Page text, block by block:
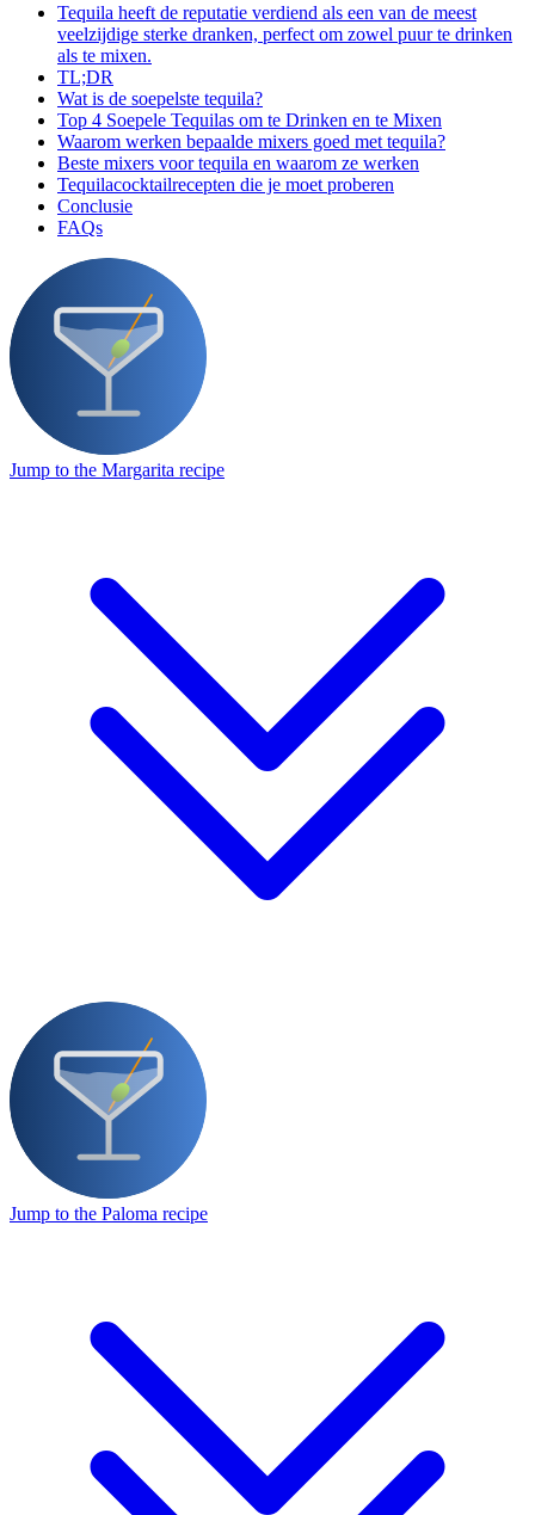
Tequila heeft de reputatie verdiend als een van de meest
veelzijdige sterke dranken, perfect om zowel puur te drinken
als te mixen.
TL;DR
Wat is de soepelste tequila?
Top 4 Soepele Tequilas om te Drinken en te Mixen
Waarom werken bepaalde mixers goed met tequila?
Beste mixers voor tequila en waarom ze werken
Tequilacocktailrecepten die je moet proberen
Conclusie
FAQs
Jump to the Margarita recipe
Jump to the Paloma recipe